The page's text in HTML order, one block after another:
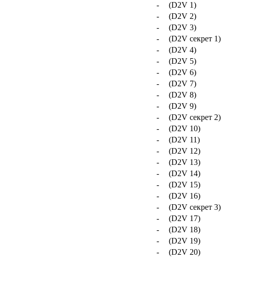
-
(D2V 1)
-
(D2V 2)
-
(D2V 3)
-
(D2V секрет 1)
-
(D2V 4)
-
(D2V 5)
-
(D2V 6)
-
(D2V 7)
-
(D2V 8)
-
(D2V 9)
-
(D2V секрет 2)
-
(D2V 10)
-
(D2V 11)
-
(D2V 12)
-
(D2V 13)
-
(D2V 14)
-
(D2V 15)
-
(D2V 16)
-
(D2V секрет 3)
-
(D2V 17)
-
(D2V 18)
-
(D2V 19)
- (D2V 20)